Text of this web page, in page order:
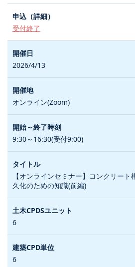
受付終了
2026/4/13
オンライン(Zoom)
9:30～16:30(受付9:00)
【オンラインセミナー】コンクリー
久化のための知識(前編)
6
6